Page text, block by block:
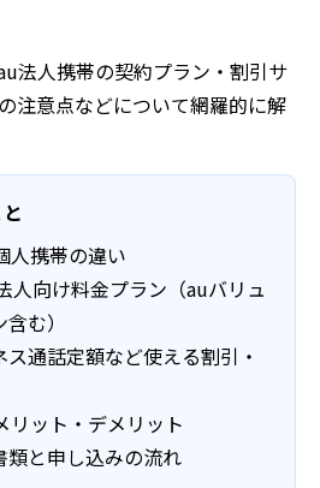
法人携帯の契約プラン・割引サ
注意点などについて網羅的に解
人携帯の違い
人向け料金プラン（auバリュ
む）
通話定額など使える割引・
リット・デメリット
類と申し込みの流れ